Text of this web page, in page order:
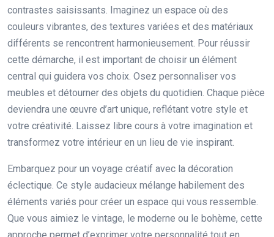
contrastes saisissants. Imaginez un espace où des
couleurs vibrantes, des textures variées et des matériaux
différents se rencontrent harmonieusement. Pour réussir
cette démarche, il est important de choisir un élément
central qui guidera vos choix. Osez personnaliser vos
meubles et détourner des objets du quotidien. Chaque pièce
deviendra une œuvre d’art unique, reflétant votre style et
votre créativité. Laissez libre cours à votre imagination et
transformez votre intérieur en un lieu de vie inspirant.
Embarquez pour un voyage créatif avec la décoration
éclectique. Ce style audacieux mélange habilement des
éléments variés pour créer un espace qui vous ressemble.
Que vous aimiez le vintage, le moderne ou le bohème, cette